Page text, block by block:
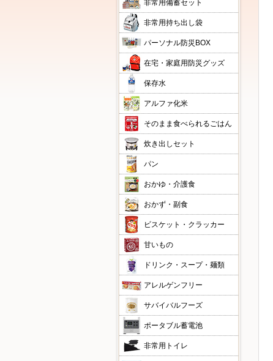
非常用備蓄セット
非常用持ち出し袋
パーソナル防災BOX
在宅・家庭用防災グッズ
保存水
アルファ化米
そのまま食べられるごはん
炊き出しセット
パン
おかゆ・介護食
おかず・副食
ビスケット・クラッカー
甘いもの
ドリンク・スープ・麺類
アレルゲンフリー
サバイバルフーズ
ポータブル蓄電池
非常用トイレ